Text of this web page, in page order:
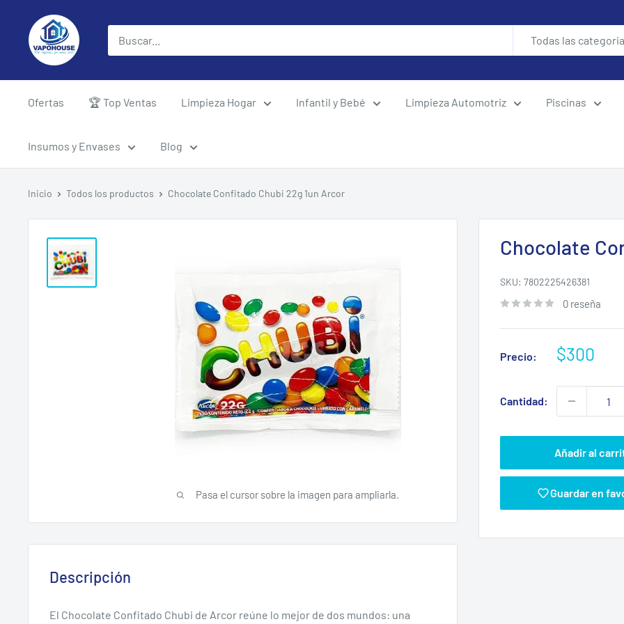
directamente
contenido
vapohouse
Todas las
Ofertas 🏆 Top Ventas Limpieza Hogar Infantil y Bebé Limpieza Automotriz Piscinas
Insumos y Envases Blog
Inicio Todos los productos Chocolate Confitado Chubi 22g 1un Arcor
Pasa el cursor sobre la imagen para ampliarla.
Chocolate
SKU: 7802225426381
0 reseña
Precio:
Precio
venta
$300
Cantidad:
Añadir al
Guardar en
Descripción
El Chocolate Confitado Chubi de Arcor reúne lo mejor de dos mundos: una